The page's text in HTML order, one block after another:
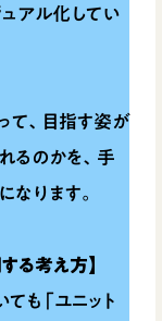
アル化してい
て、目指す姿が
るのかを、手
なります。
る考え方】
も「ユニット